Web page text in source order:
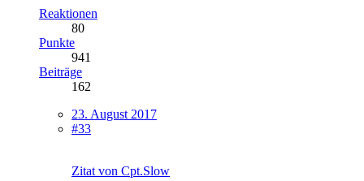
Reaktionen
80
Punkte
941
Beiträge
162
23. August 2017
#33
Zitat von Cpt.Slow